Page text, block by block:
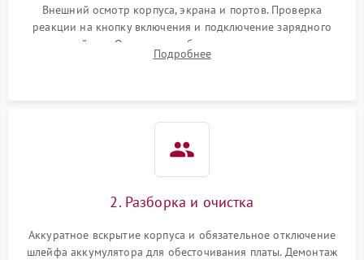
Внешний осмотр корпуса, экрана и портов. Проверка
реакции на кнопку включения и подключение зарядного
устройства. Оценка потребления тока с помощью
лабораторного блока питания для локализации проблемы.
Подробнее
2. Разборка и очистка
Аккуратное вскрытие корпуса и обязательное отключение
шлейфа аккумулятора для обесточивания платы. Демонтаж